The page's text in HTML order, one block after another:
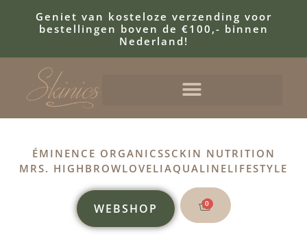
Geniet van kosteloze verzending voor
bestellingen boven de €100,- binnen
Nederland!
ÉMINENCE ORGANICSSCKIN NUTRITION
MRS. HIGHBROWLOVELIAQUALINELIFESTYLE
WEBSHOP 0